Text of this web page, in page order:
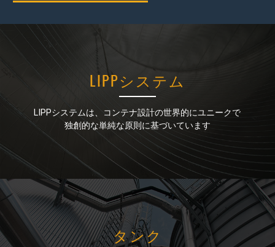
LIPPシステム
LIPPシステムは、コンテナ設計の世界的にユニークで
独創的な単純な原則に基づいています
LIPPシステム
LIPPシステムは、コンテナ設計の世界的にユニークで
独創的な単純な原則に基づいています
タンク
タンク